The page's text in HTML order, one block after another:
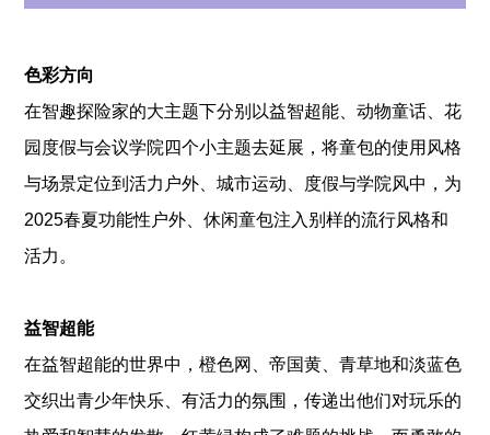
色彩方向
在智趣探险家的大主题下分别以益智超能、动物童话、花
园度假与会议学院四个小主题去延展，将童包的使用风格
与场景定位到活力户外、城市运动、度假与学院风中，为
2025春夏功能性户外、休闲童包注入别样的流行风格和
活力。
益智超能
在益智超能的世界中，橙色网、帝国黄、青草地和淡蓝色
交织出青少年快乐、有活力的氛围，传递出他们对玩乐的